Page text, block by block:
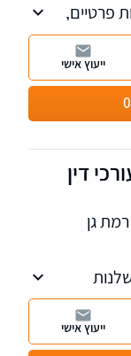
פרטיים,
לאומי,
הארץ:
תקווה, תל
גם
ייעוץ אישי
דין
גן
כנגד
ביטוח
ייעוץ אישי